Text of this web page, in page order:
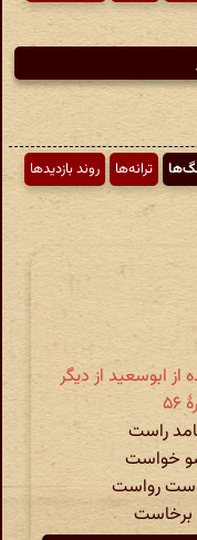
ترانه‌ها
روند بازدیدها
از ابوسعید از دیگر
راست
خواست
رواست
برخاست